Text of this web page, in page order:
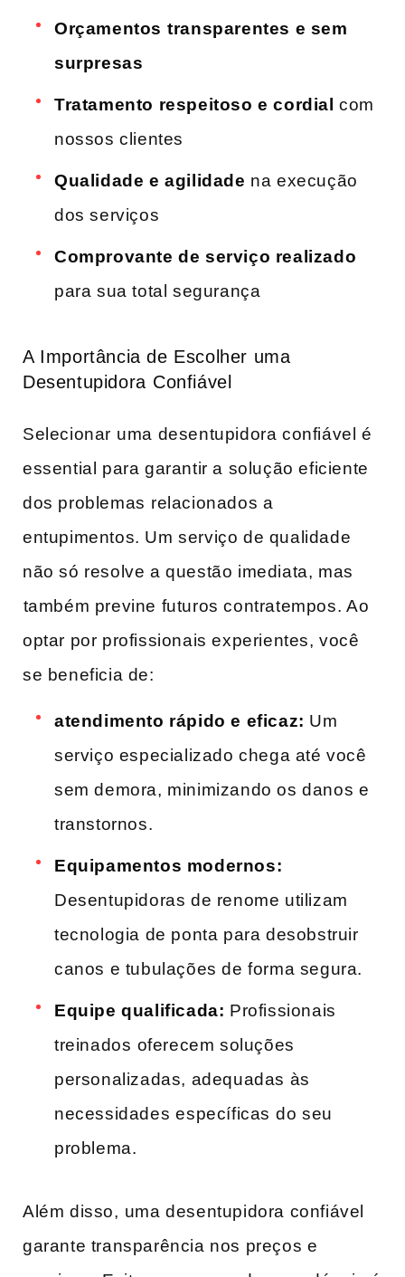
Orçamentos⁤ transparentes e sem
surpresas
Tratamento respeitoso e cordial com
nossos clientes
Qualidade e agilidade na execução
dos serviços
Comprovante de serviço realizado
para sua total segurança
A Importância de Escolher uma
Desentupidora⁢ Confiável
Selecionar⁢ uma desentupidora confiável é
essential para garantir a solução eficiente
dos problemas⁣ relacionados a
entupimentos. Um serviço de qualidade‌
não só resolve a questão imediata, mas
⁤também previne futuros contratempos.⁢ Ao
optar por profissionais experientes, você⁢
se beneficia de:
atendimento rápido e eficaz: Um
serviço especializado chega até você
sem demora, minimizando os danos e
transtornos.
Equipamentos modernos:
Desentupidoras de‌ renome utilizam
tecnologia de ponta para desobstruir
canos e tubulações de forma segura.
Equipe qualificada: Profissionais
treinados⁣ oferecem soluções
personalizadas, adequadas às
necessidades ⁤específicas⁤ do seu
problema.
Além disso, ⁢uma desentupidora confiável
garante transparência​ nos preços e​